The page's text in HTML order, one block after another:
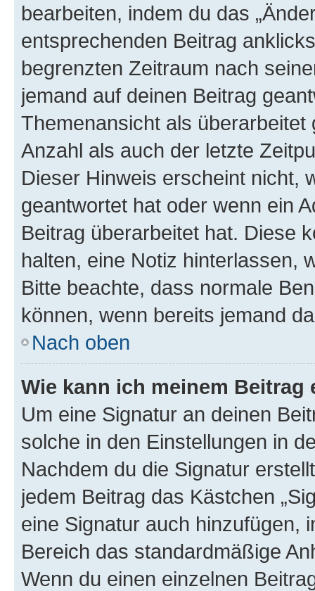
bearbeiten, indem du das
entsprechenden Beitrag
begrenzten Zeitraum nach
jemand auf deinen Beitrag
Themenansicht als
Anzahl als auch der letzte
Dieser Hinweis erscheint nicht,
geantwortet hat oder wenn ein
Beitrag überarbeitet hat. Diese
halten, eine Notiz hinterlassen,
Bitte beachte, dass normale
können, wenn bereits jemand
Nach oben
Wie kann ich meinem
Um eine Signatur an deinen
solche in den Einstellungen in
Nachdem du die Signatur
jedem Beitrag das Kästchen
eine Signatur auch hinzufügen,
Bereich das standardmäßige
Wenn du einen einzelnen